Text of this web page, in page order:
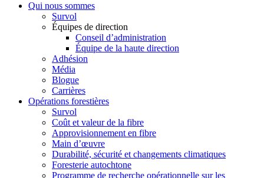
Qui nous sommes
Survol
Équipes de direction
Conseil d’administration
Équipe de la haute direction
Adhésion
Média
Blogue
Carrières
Opérations forestières
Survol
Coût et valeur de la fibre
Approvisionnement en fibre
Main d’œuvre
Durabilité, sécurité et changements climatiques
Foresterie autochtone
Programme de recherche opérationnelle sur les